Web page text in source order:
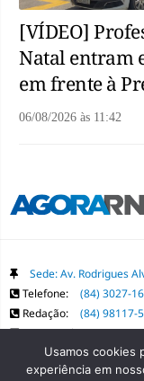
[VÍDEO]
Natal entram
em frente à
06/08/2026 às 11:42
Sede: Av. Rodrigues
Telefone:
(84) 3027-
Redação:
(84) 98117-
Comercial: (84)
Usamos cookies
experiência em